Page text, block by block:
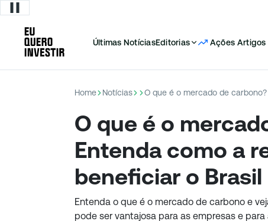
Últimas NotíciasEditorias Ações Artigos
Home Notícias
O que é o
Entenda como a
beneficiar o Brasil
Entenda o que é o mercado de carbono e
pode ser vantajosa para as empresas e para